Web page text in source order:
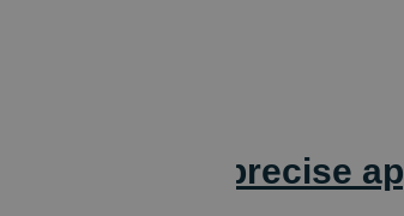
clean and precise